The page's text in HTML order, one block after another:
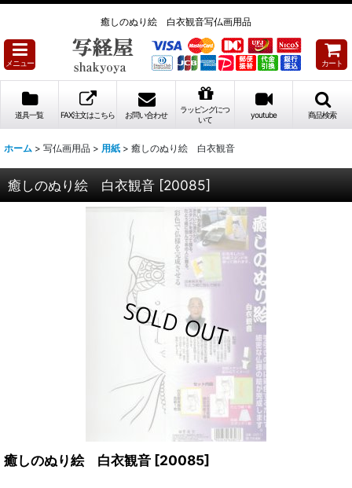
癒しのぬり絵 白衣観音写仏画用品
メニュー カート
道具一覧 FAX注文はこちら お問い合わせ
ラッピングにつ
いて
youtube 商品検索
ホーム > 写仏画用品 > 用紙 > 癒しのぬり絵 白衣観音
癒しのぬり絵 白衣観音 [20085]
癒しのぬり絵 白衣観音 [20085]